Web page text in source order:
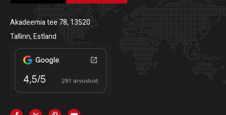
Akadeemia tee 78, 13520
Tallinn, Estland